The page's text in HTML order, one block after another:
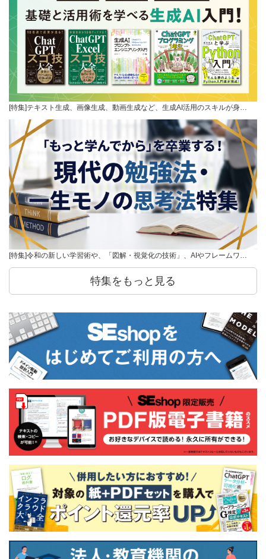
[特集]テキスト生成、画像生成、動画生成など、生成AI活用のスキルが身…
[特集]令和の新しい学習術や、「図解・視覚化の技術」、AIやフレームワ…
特集をもっと見る